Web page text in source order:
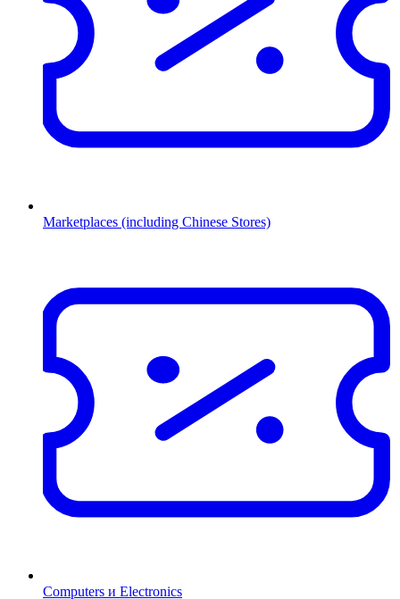
Marketplaces (including Chinese Stores)
Computers и Electronics